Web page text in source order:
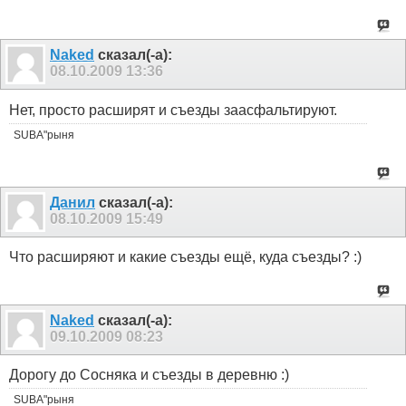
Naked сказал(-а):
08.10.2009 13:36
Нет, просто расширят и съезды заасфальтируют.
SUBA"рыня
Данил сказал(-а):
08.10.2009 15:49
Что расширяют и какие съезды ещё, куда съезды? :)
Naked сказал(-а):
09.10.2009 08:23
Дорогу до Сосняка и съезды в деревню :)
SUBA"рыня